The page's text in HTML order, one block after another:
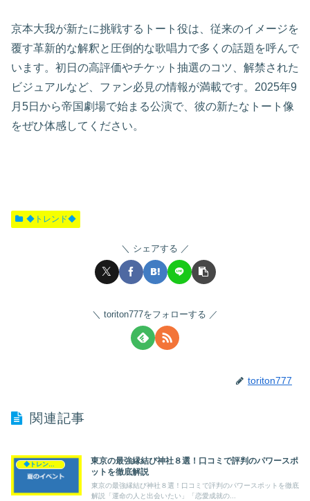
京本大我が新たに挑戦するトート役は、従来のイメージを
覆す革新的な解釈と圧倒的な歌唱力で多くの話題を呼んで
います。初日の高評価やチケット抽選のコツ、解禁された
ビジュアルなど、ファン必見の情報が満載です。2025年9
月5日から帝国劇場で始まる公演で、彼の新たなトート像
をぜひ体感してください。
◆トレンド◆
シェアする
toriton777をフォローする
toriton777
関連記事
◆トレンド◆
東京の最強縁結び神社８選！口コミで評判のパワースポ
ットを徹底解説
東京の最強縁結び神社８選！口コミで評判のパワースポットを徹底
解説「運命の人と出会いたい」「恋愛成就の...